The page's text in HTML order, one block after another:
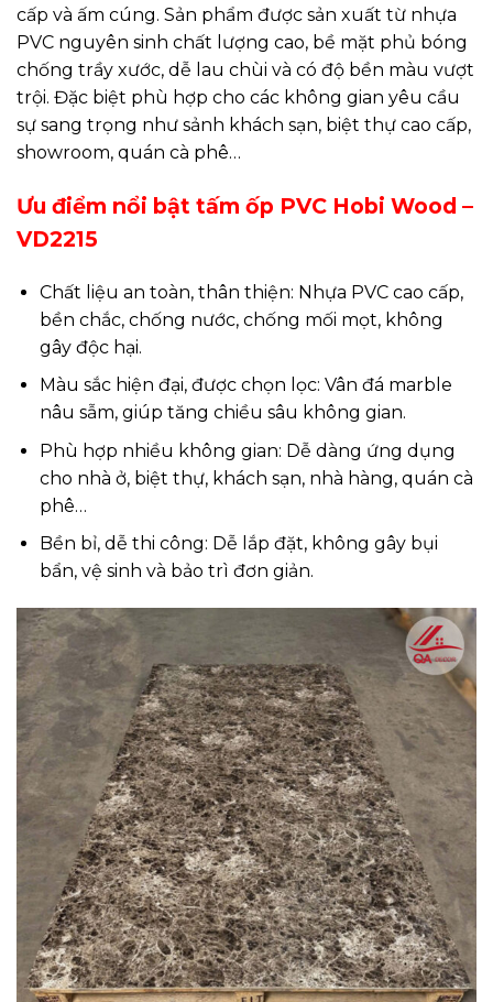
cấp và ấm cúng. Sản phẩm được sản xuất từ nhựa
PVC nguyên sinh chất lượng cao, bề mặt phủ bóng
chống trầy xước, dễ lau chùi và có độ bền màu vượt
trội. Đặc biệt phù hợp cho các không gian yêu cầu
sự sang trọng như sảnh khách sạn, biệt thự cao cấp,
showroom, quán cà phê…
Ưu điểm nổi bật tấm ốp PVC Hobi Wood –
VD2215
Chất liệu an toàn, thân thiện: Nhựa PVC cao cấp,
bền chắc, chống nước, chống mối mọt, không
gây độc hại.
Màu sắc hiện đại, được chọn lọc: Vân đá marble
nâu sẫm, giúp tăng chiều sâu không gian.
Phù hợp nhiều không gian: Dễ dàng ứng dụng
cho nhà ở, biệt thự, khách sạn, nhà hàng, quán cà
phê…
Bền bỉ, dễ thi công: Dễ lắp đặt, không gây bụi
bẩn, vệ sinh và bảo trì đơn giản.